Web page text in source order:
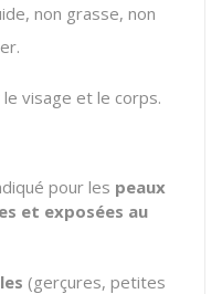
non grasse, non
le visage et le corps.
pour les peaux
et exposées au
(gerçures, petites